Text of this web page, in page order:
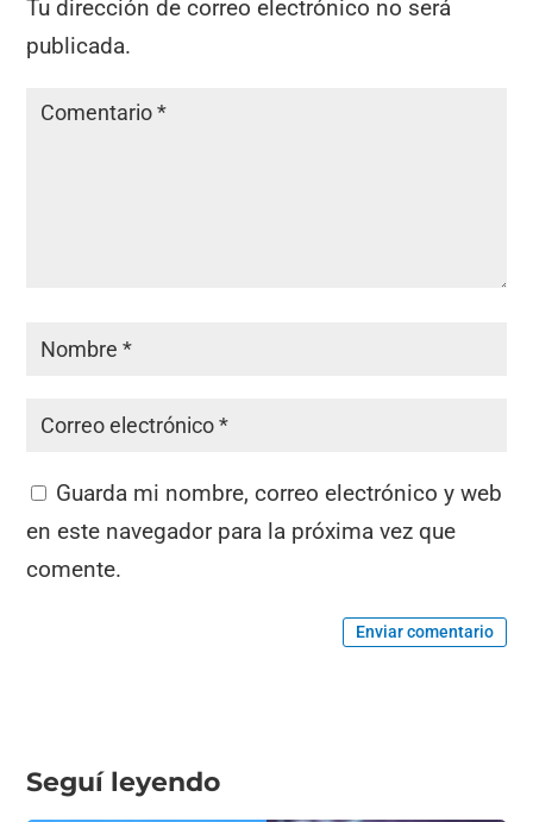
Tu dirección de correo electrónico no será
publicada.
Guarda mi nombre, correo electrónico y web
en este navegador para la próxima vez que
comente.
Enviar comentario
Seguí leyendo